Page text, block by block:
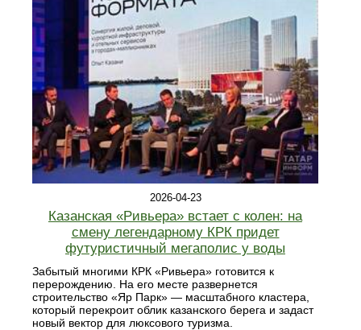
2026-04-23
Казанская «Ривьера» встает с колен: на
смену легендарному КРК придет
футуристичный мегаполис у воды
Забытый многими КРК «Ривьера» готовится к
перерождению. На его месте развернется
строительство «Яр Парк» — масштабного кластера,
который перекроит облик казанского берега и задаст
новый вектор для люксового туризма.